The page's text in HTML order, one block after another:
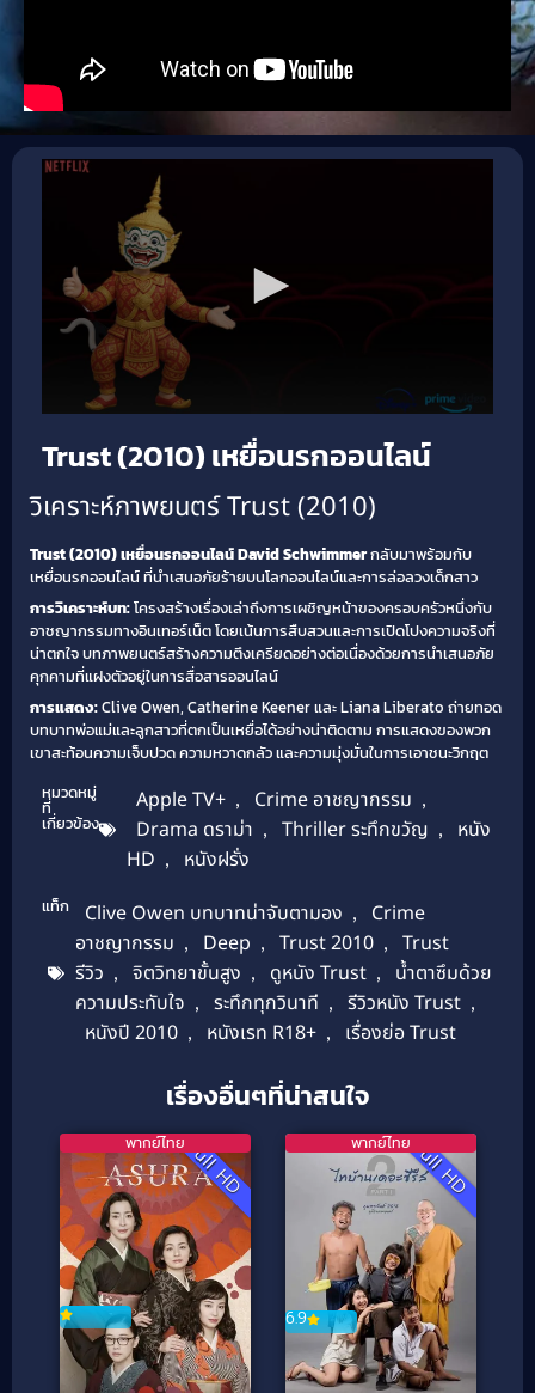
Trust (2010) เหยื่อนรกออนไลน์
วิเคราะห์ภาพยนตร์ Trust (2010)
Trust (2010) เหยื่อนรกออนไลน์David Schwimmerกลับมาพร้อมกับ
เหยื่อนรกออนไลน์ ที่นำเสนอภัยร้ายบนโลกออนไลน์และการล่อลวงเด็กสาว
การวิเคราะห์บท:โครงสร้างเรื่องเล่าถึงการเผชิญหน้าของครอบครัวหนึ่งกับ
อาชญากรรมทางอินเทอร์เน็ต โดยเน้นการสืบสวนและการเปิดโปงความจริงที่
น่าตกใจ บทภาพยนตร์สร้างความตึงเครียดอย่างต่อเนื่องด้วยการนำเสนอภัย
คุกคามที่แฝงตัวอยู่ในการสื่อสารออนไลน์
การแสดง:Clive Owen, Catherine Keener และ Liana Liberato ถ่ายทอด
บทบาทพ่อแม่และลูกสาวที่ตกเป็นเหยื่อได้อย่างน่าติดตาม การแสดงของพวก
เขาสะท้อนความเจ็บปวด ความหวาดกลัว และความมุ่งมั่นในการเอาชนะวิกฤต
หมวดหมู่
ที่
เกี่ยวข้อง
Apple TV+ , Crime อาชญากรรม ,
Drama ดราม่า , Thriller ระทึกขวัญ ,
หนัง
HD , หนังฝรั่ง
แท็ก Clive Owen บทบาทน่าจับตามอง ,
Crime
อาชญากรรม , Deep , Trust 2010 ,
Trust
รีวิว , จิตวิทยาขั้นสูง , ดูหนัง Trust ,
น้ำตาซึมด้วย
ความประทับใจ , ระทึกทุกวินาที , รีวิวหนัง Trust ,
หนังปี 2010 , หนังเรท R18+ , เรื่องย่อ Trust
เรื่องอื่นๆที่น่าสนใจ
Full HD
พากย์ไทย Full HD
6.9
พากย์ไทย